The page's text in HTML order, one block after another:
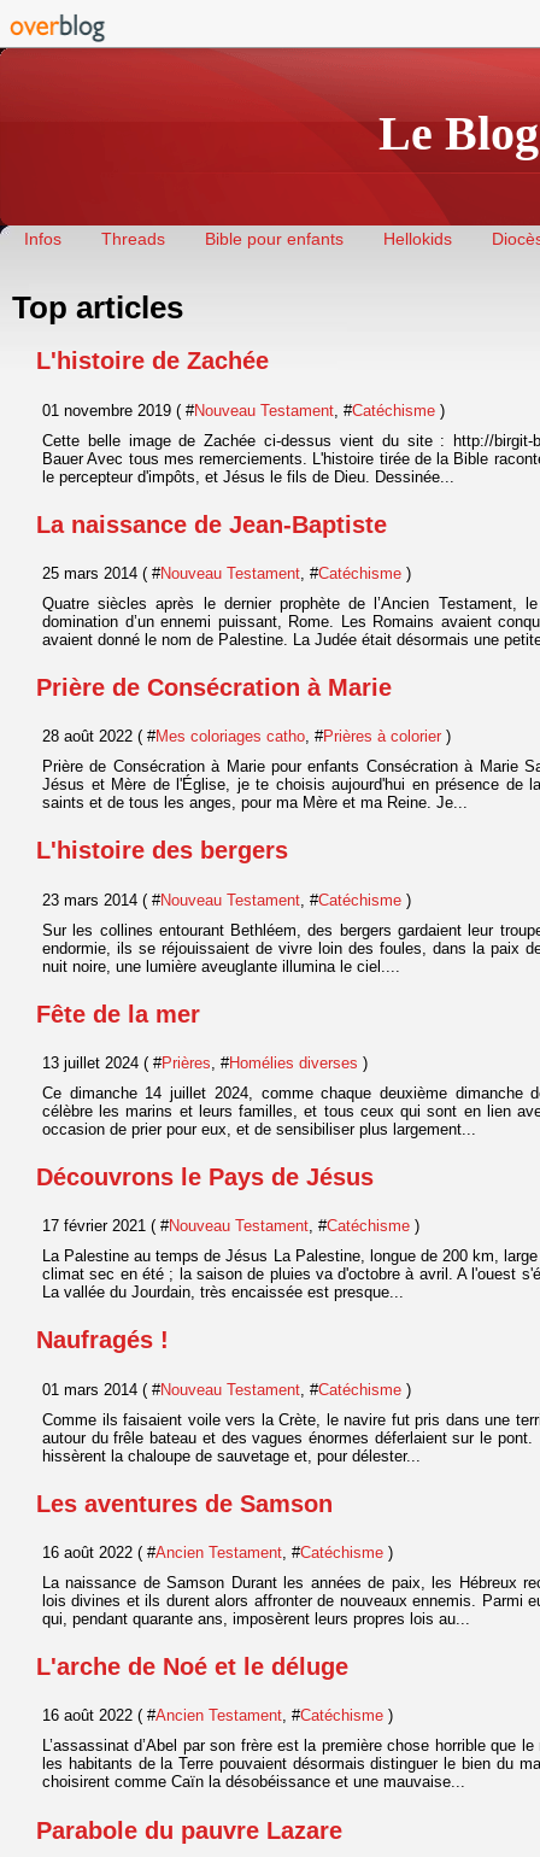
Le
Infos Threads Bible pour enfants Hellokids
Top articles
L'histoire de Zachée
01 novembre 2019 ( #Nouveau Testament , #Catéchisme )
Cette belle image de Zachée ci-dessus vient du site : http://birgit-
Bauer Avec tous mes remerciements. L'histoire tirée de la Bible
le percepteur d'impôts, et Jésus le fils de Dieu. Dessinée...
La naissance de Jean-Baptiste
25 mars 2014 ( #Nouveau Testament , #Catéchisme )
Quatre siècles après le dernier prophète de l’Ancien Testament,
domination d’un ennemi puissant, Rome. Les Romains avaient
avaient donné le nom de Palestine. La Judée était désormais une
Prière de Consécration à Marie
28 août 2022 ( #Mes coloriages catho, #Prières à colorier )
Prière de Consécration à Marie pour enfants Consécration à Marie
Jésus et Mère de l'Église, je te choisis aujourd'hui en présence de
saints et de tous les anges, pour ma Mère et ma Reine. Je...
L'histoire des bergers
23 mars 2014 ( #Nouveau Testament , #Catéchisme )
Sur les collines entourant Bethléem, des bergers gardaient leur
endormie, ils se réjouissaient de vivre loin des foules, dans la paix
nuit noire, une lumière aveuglante illumina le ciel....
Fête de la mer
13 juillet 2024 ( #Prières , #Homélies diverses )
Ce dimanche 14 juillet 2024, comme chaque deuxième dimanche
célèbre les marins et leurs familles, et tous ceux qui sont en lien
occasion de prier pour eux, et de sensibiliser plus largement...
Découvrons le Pays de Jésus
17 février 2021 ( #Nouveau Testament, #Catéchisme )
La Palestine au temps de Jésus La Palestine, longue de 200 km,
climat sec en été ; la saison de pluies va d'octobre à avril. A l'ouest
La vallée du Jourdain, très encaissée est presque...
Naufragés !
01 mars 2014 ( #Nouveau Testament , #Catéchisme )
Comme ils faisaient voile vers la Crète, le navire fut pris dans une
autour du frêle bateau et des vagues énormes déferlaient sur le pont.
hissèrent la chaloupe de sauvetage et, pour délester...
Les aventures de Samson
16 août 2022 ( #Ancien Testament , #Catéchisme )
La naissance de Samson Durant les années de paix, les Hébreux
lois divines et ils durent alors affronter de nouveaux ennemis. Parmi
qui, pendant quarante ans, imposèrent leurs propres lois au...
L'arche de Noé et le déluge
16 août 2022 ( #Ancien Testament, #Catéchisme )
L’assassinat d’Abel par son frère est la première chose horrible que
les habitants de la Terre pouvaient désormais distinguer le bien du
choisirent comme Caïn la désobéissance et une mauvaise...
Parabole du pauvre Lazare